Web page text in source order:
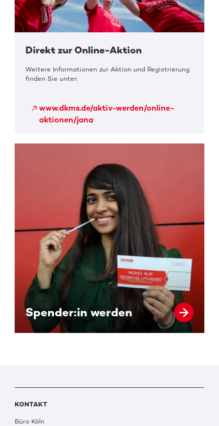
Direkt zur Online-Aktion
Weitere Informationen zur Aktion und Registrierung
finden Sie unter:
www.dkms.de/aktiv-werden/online-
aktionen/jana
Spender:in werden
KONTAKT
Büro Köln